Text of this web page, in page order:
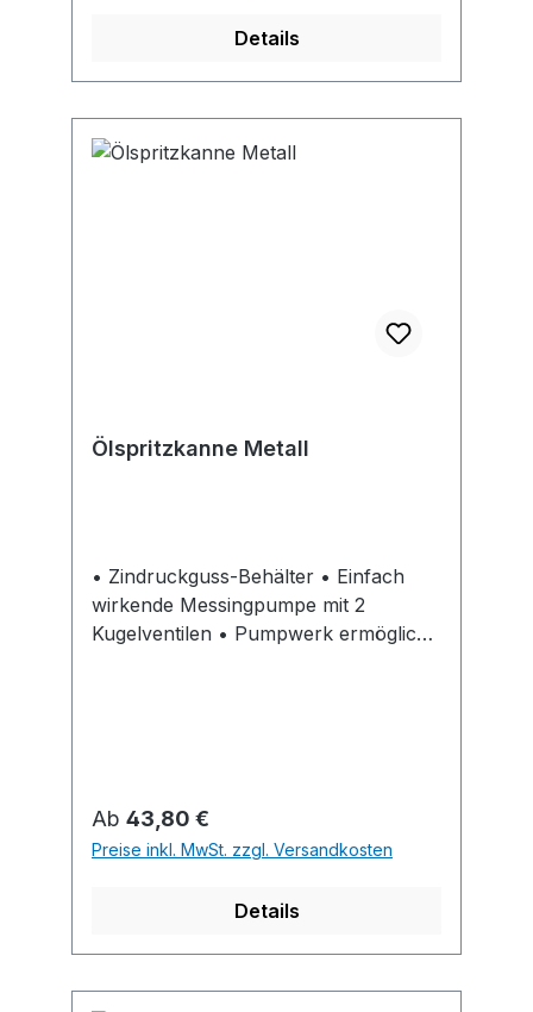
Details
Ölspritzkanne Metall
• Zindruckguss-Behälter • Einfach
wirkende Messingpumpe mit 2
Kugelventilen • Pumpwerk ermöglicht
über Kopf nicht möglich.
Regulärer Preis:
Ab 43,80 €
Preise inkl. MwSt. zzgl. Versandkosten
Details